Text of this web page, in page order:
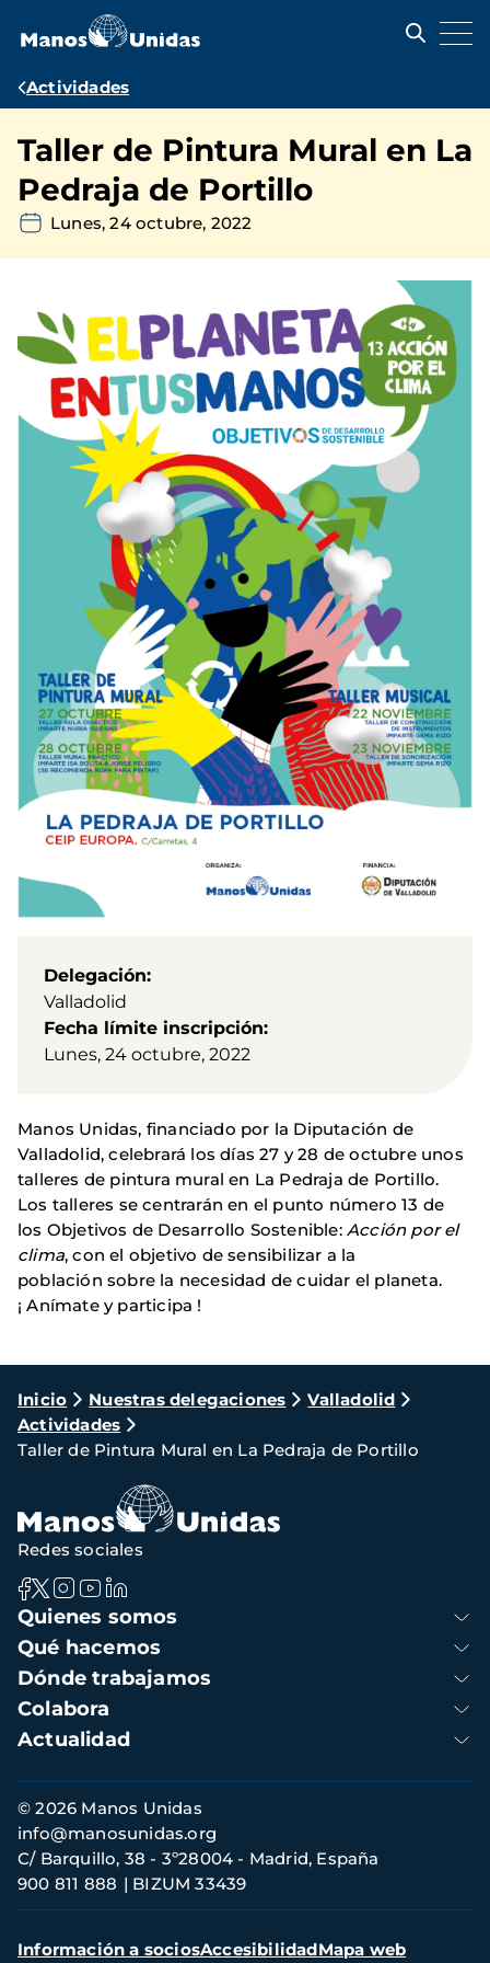
contenido
Ruta
navegación
Actividades
Taller de Pintura Mural en La
Pedraja de Portillo
Lunes, 24 octubre, 2022
Delegación
Valladolid
Fecha límite inscripción
Lunes, 24 octubre, 2022
Manos Unidas, financiado por la Diputación de
Valladolid, celebrará los días 27 y 28 de octubre unos
talleres de pintura mural en La Pedraja de Portillo.
Los talleres se centrarán en el punto número 13 de
los Objetivos de Desarrollo Sostenible: Acción por el
clima, con el objetivo de sensibilizar a la
población sobre la necesidad de cuidar el planeta.
¡ Anímate y participa !
Ruta
de
navegación
Inicio Nuestras delegaciones
Valladolid
Actividades
Taller de Pintura Mural en La Pedraja de Portillo
Navegación
principal
Quienes somos
Qué hacemos
Dónde trabajamos
Colabora
Actualidad
Redes sociales
Información
de
contacto
© 2026 Manos Unidas
C/ Barquillo, 38 - 3º28004 - Madrid, España
900 811 888
BIZUM 33439
info@manosunidas.org
Menú
Información a sociosAccesibilidadMapa web